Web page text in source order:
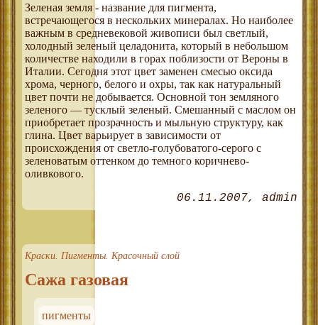
Зеленая земля - название для пигмента,
встречающегося в нескольких минералах. Но наиболее
важным в средневековой живописи был светлый,
холодный зеленый целадонита, который в небольшом
количестве находили в горах поблизости от Вероны в
Италии. Сегодня этот цвет заменен смесью оксида
хрома, черного, белого и охры, так как натуральный
цвет почти не добывается. Основной тон земляного
зеленого — тусклый зеленый. Смешанный с маслом он
приобретает прозрачность и мыльную структуру, как
глина. Цвет варьирует в зависимости от
происхождения от светло-голубоватого-серого с
зеленоватым оттенком до темного коричнево-
оливкового.
06.11.2007 admin
Краски. Пигменты. Красочный слой
Сажа газовая
пигменты